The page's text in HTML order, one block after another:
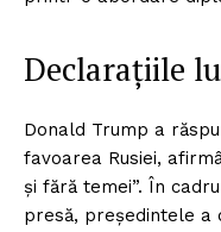
Declarațiile
Donald Trump a
favoarea Rusiei,
și fără temei”. În
presă, președintele a